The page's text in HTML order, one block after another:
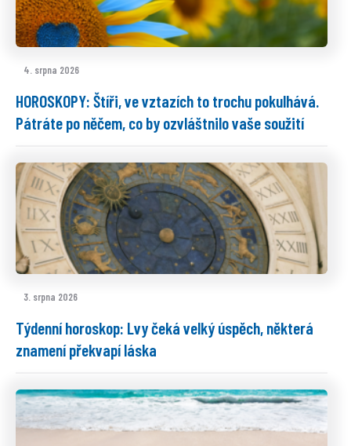
4. srpna 2026
HOROSKOPY: Štíři, ve vztazích to trochu pokulhává.
Pátráte po něčem, co by ozvláštnilo vaše soužití
3. srpna 2026
Týdenní horoskop: Lvy čeká velký úspěch, některá
znamení překvapí láska